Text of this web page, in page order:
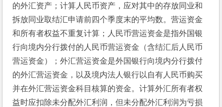
的外汇资产；计算人民币资产，应对其中的存放同业和
拆放同业取结汇申请前四个季度末的平均数。营运资金
和所有者权益不重复计算；人民币营运资金是指外国银
行向境内分行拨付的人民币营运资金（含结汇后人民币
营运资金）；外汇营运资金是外国银行向境内分行拨付
的外汇营运资金，以及境内法人银行以自有人民币购买
并在外汇营运资金科目核算的资金。计算外汇所有者权
益时应扣除未分配外汇利润，但未分配外汇利润为亏损